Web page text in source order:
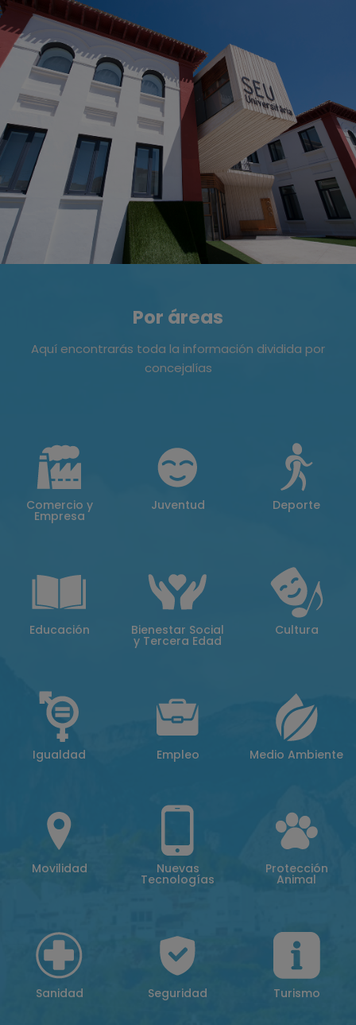
Por áreas
Aquí encontrarás toda la información dividida por
concejalías
Comercio y
Empresa
Juventud Deporte
Educación Bienestar Social
y Tercera Edad
Cultura
Igualdad Empleo Medio Ambiente
Movilidad Nuevas
Tecnologías
Protección
Animal
Sanidad Seguridad Turismo